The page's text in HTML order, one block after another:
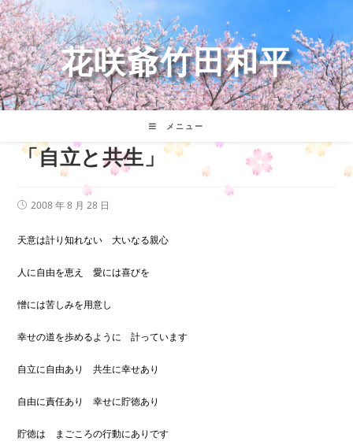
コ
ン
テ
ン
ツ
へ
ス
花咲爺竹田和平
メニュー
「自立と共生」
投
開
2008 年 8 月 28 日
天意は計り知れない 大いなる親心
人に自由を恵え 愛には喜びを
憎には苦しみを用意し
幸せの道を歩めるように 計っています
自立に自由あり 共生に幸せあり
自由に責任あり 幸せに貯徳あり
貯徳は まごころの行動にありです